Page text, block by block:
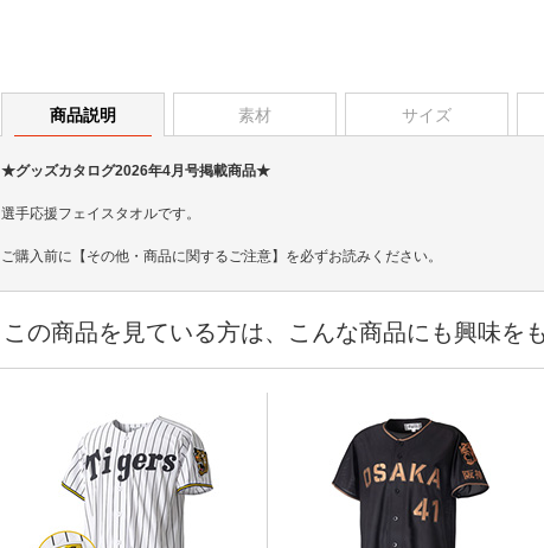
商品説明 素材 サイズ
★グッズカタログ2026年4月号掲載商品★
選手応援フェイスタオルです。
ご購入前に【その他・商品に関するご注意】を必ずお読みください。
この商品を見ている方は、こんな商品にも興味を